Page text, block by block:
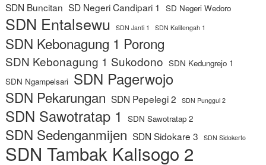
SDN Buncitan SD Negeri Candipari 1 SD Negeri Wedoro
SDN Entalsewu SDN Janti 1 SDN Kalitengah 1
SDN Kebonagung 1 Porong
SDN Kebonagung 1 Sukodono SDN Kedungrejo 1
SDN Ngampelsari SDN Pagerwojo
SDN Pekarungan SDN Pepelegi 2 SDN Punggul 2
SDN Sawotratap 1 SDN Sawotratap 2
SDN Sedenganmijen SDN Sidokare 3 SDN Sidokerto
SDN Tambak Kalisogo 2